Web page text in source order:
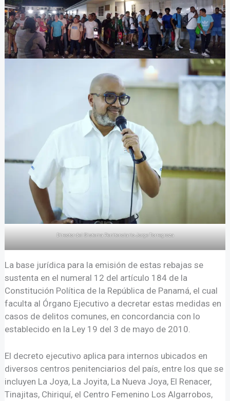
Director del Sistema Penitenciario Jorge Torregroza
La base jurídica para la emisión de estas rebajas se
sustenta en el numeral 12 del artículo 184 de la
Constitución Política de la República de Panamá, el cual
faculta al Órgano Ejecutivo a decretar estas medidas en
casos de delitos comunes, en concordancia con lo
establecido en la Ley 19 del 3 de mayo de 2010.
El decreto ejecutivo aplica para internos ubicados en
diversos centros penitenciarios del país, entre los que se
incluyen La Joya, La Joyita, La Nueva Joya, El Renacer,
Tinajitas, Chiriquí, el Centro Femenino Los Algarrobos,